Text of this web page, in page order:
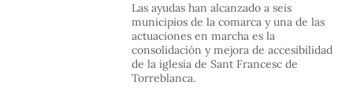
Las ayudas han alcanzado a seis
municipios de la comarca y una de las
actuaciones en marcha es la
consolidación y mejora de accesibilidad
de la iglesia de Sant Francesc de
Torreblanca.